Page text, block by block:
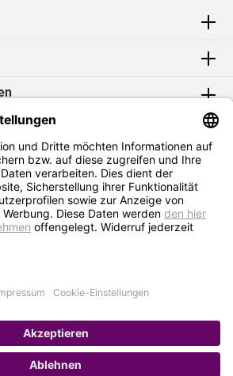
zzgl.Versandkosten
Impressum
Erklärung zur Barrierefreiheit